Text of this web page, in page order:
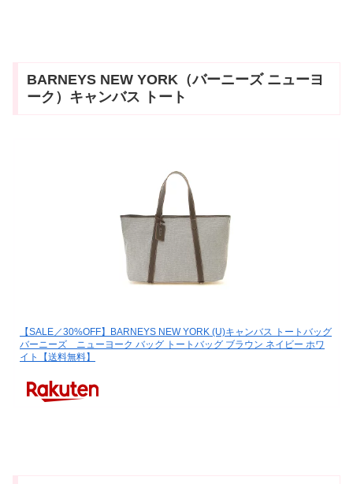
BARNEYS NEW YORK（バーニーズ ニューヨ
ーク）キャンバス トート
【SALE／30%OFF】BARNEYS NEW YORK (U)キャンバス トートバッグ
バーニーズ ニューヨーク バッグ トートバッグ ブラウン ネイビー ホワ
イト【送料無料】